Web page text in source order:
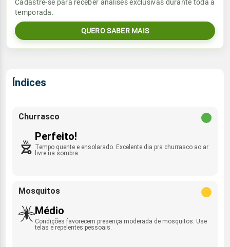
Umidade do ar
58%82%
Rajada de vento
Sol
06:10h às 17:33h
Lua
0.0mm
Umidade do ar
NNW - 3km/h
Rajada de vento
Sol
Cadastre-se para receber análises exclusivas durante toda a
temporada.
QUERO SABER MAIS
Índices
Churrasco
Perfeito!
Tempo quente e ensolarado. Excelente dia pra churrasco ao ar
livre na sombra.
Mosquitos
Médio
Condições favorecem presença moderada de mosquitos. Use
telas e repelentes pessoais.